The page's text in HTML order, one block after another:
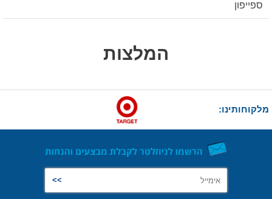
ספייפון
המלצות
מלקוחותינו: